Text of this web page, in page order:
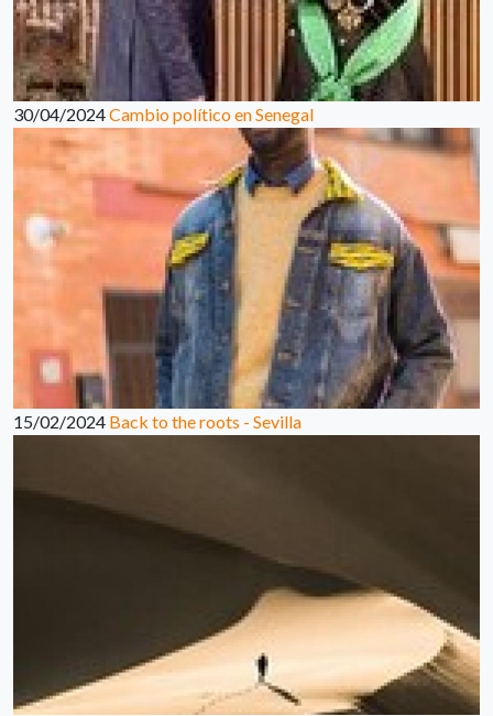
30/04/2024Cambio político en Senegal
15/02/2024 Back to the roots - Sevilla